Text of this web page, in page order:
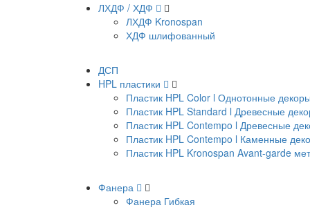
ЛХДФ / ХДФ
ЛХДФ Kronospan
ХДФ шлифованный
ДСП
HPL пластики
Пластик HPL Color l Однотонные декоры
Пластик HPL Standard l Древесные
Пластик HPL Contempo l Древесные
Пластик HPL Contempo l Каменные
Пластик HPL Kronospan Avant-garde
Фанера
Фанера Гибкая